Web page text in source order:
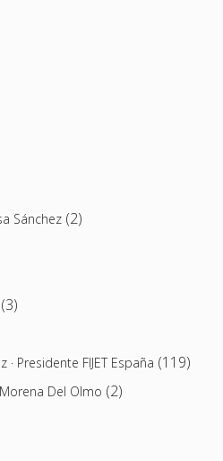
Sánchez (2)
(3)
Presidente FIJET España (119)
Del Olmo (2)